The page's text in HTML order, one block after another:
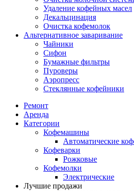
Удаление кофейных масел
Декальцинация
Очистка кофемолок
Альтернативное заваривание
Чайники
Сифон
Бумажные фильтры
Пуроверы
Аэропресс
Стеклянные кофейники
Ремонт
Аренда
Категории
Кофемашины
Автоматические
Кофеварки
Рожковые
Кофемолки
Электрические
Лучшие продажи